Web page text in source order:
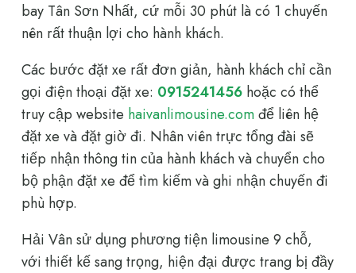
bay Tân Sơn Nhất, cứ mỗi 30 phút là có 1 chuyến
nên rất thuận lợi cho hành khách.
Các bước đặt xe rất đơn giản, hành khách chỉ cần
gọi điện thoại đặt xe: 0915241456 hoặc có thể
truy cập website haivanlimousine.comđể liên hệ
đặt xe và đặt giờ đi. Nhân viên trực tổng đài sẽ
tiếp nhận thông tin của hành khách và chuyển cho
bộ phận đặt xe để tìm kiếm và ghi nhận chuyến đi
phù hợp.
Hải Vân sử dụng phương tiện limousine 9 chỗ,
với thiết kế sang trọng, hiện đại được trang bị đầy